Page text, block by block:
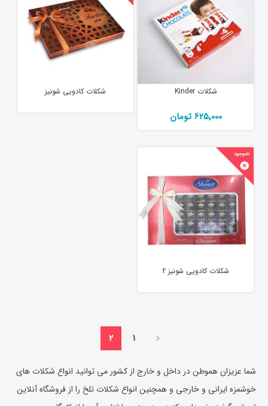
شکلات Kinder
625٬000 تومان
شکلات کادویی شونیز
شکلات کادویی شونیز 2
1
2
شما عزیزان هموطن در داخل و خارج از کشور می توانید انواع شکلات های
خوشمزه ایرانی و خارجی و همچنین انواع شکلات تلخ را از فروشگاه آنلاین